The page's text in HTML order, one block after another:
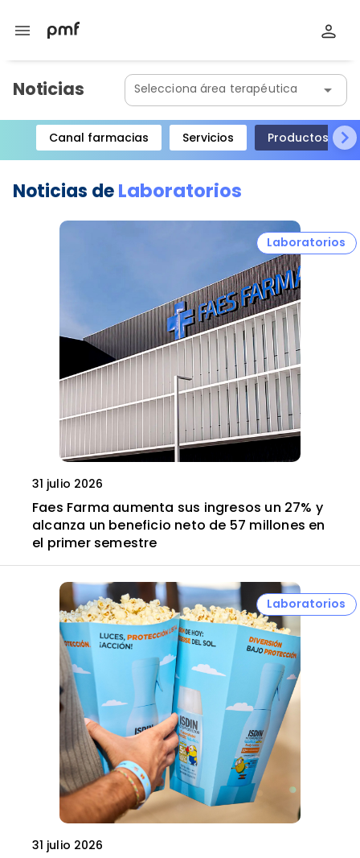
menu
Noticias Selecciona área terapéutica arrow_drop_down
Canal farmacias Servicios
Productos
Item
of
Noticias deLaboratorios
Laboratorios
31 julio 2026
Faes Farma aumenta sus ingresos un 27% y
alcanza un beneficio neto de 57 millones en
el primer semestre
Laboratorios
31 julio 2026